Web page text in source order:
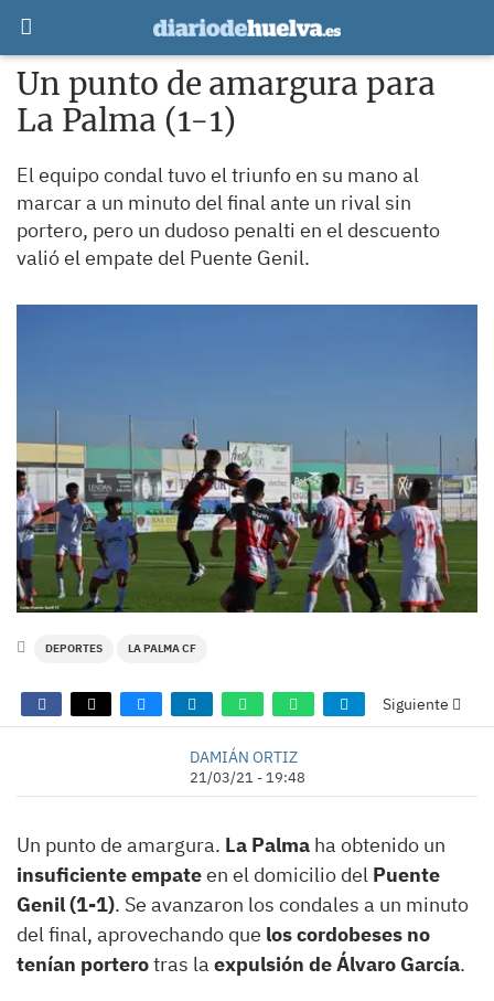
Un punto de amargura para
La Palma (1-1)
El equipo condal tuvo el triunfo en su mano al
marcar a un minuto del final ante un rival sin
portero, pero un dudoso penalti en el descuento
valió el empate del Puente Genil.
DEPORTES LA PALMA CF
Siguiente
DAMIÁN ORTIZ
21/03/21 - 19:48
Un punto de amargura. La Palma ha obtenido un
insuficiente empateen el domicilio del Puente
Genil (1-1). Se avanzaron los condales a un minuto
del final, aprovechando que los cordobeses no
tenían porterotras la expulsión de Álvaro García.